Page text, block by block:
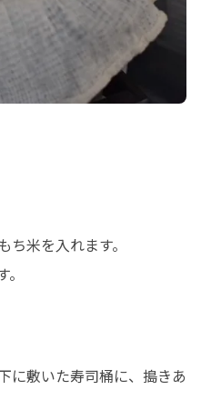
米を入れます。
敷いた寿司桶に、搗きあ